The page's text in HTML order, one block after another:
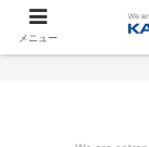
メニュー